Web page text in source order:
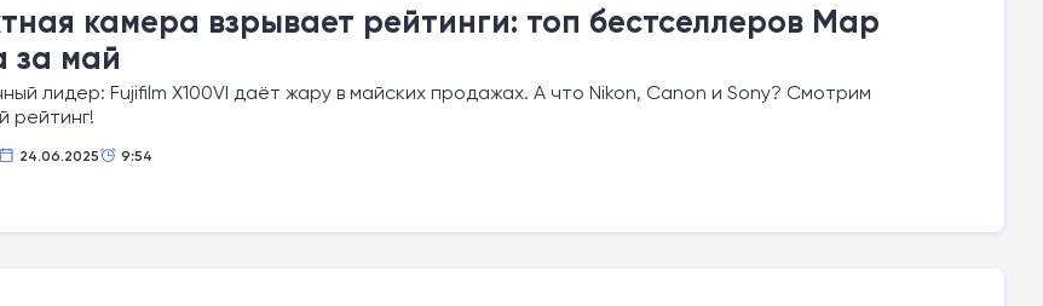
камера взрывает рейтинги: топ бестселлеров Map
за май
лидер: Fujifilm X100VI даёт жару в майских продажах. А что Nikon, Canon и Sony? Смотрим
рейтинг!
24.06.2025 9:54